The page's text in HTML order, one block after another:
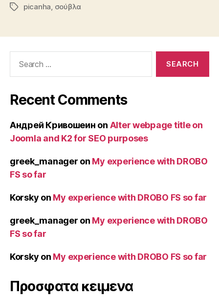
Tagspicanha, σούβλα
Recent Comments
Андрей Кривошеин on Alter webpage title on
Joomla and K2 for SEO purposes
greek_manager on My experience with DROBO
FS so far
Korsky on My experience with DROBO FS so far
greek_manager on My experience with DROBO
FS so far
Korsky on My experience with DROBO FS so far
Προσφατα κειμενα